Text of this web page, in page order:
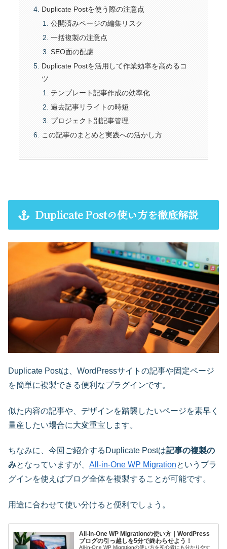
Duplicate Postを使う際の注意点
公開済みページの編集リスク
一括複製の注意点
SEO面の配慮
Duplicate Postを活用して作業効率を高めるコ
ツ
テンプレート記事作成の効率化
過去記事リライトの時短
プロジェクト別記事管理
この記事のまとめと実践への活かし方
Duplicate Postの使い方を徹底解説
Duplicate Postは、WordPressサイトの記事や固定ページ
を簡単に複製できる便利なプラグインです。
似た内容の記事や、デザインを踏襲したいページを素早く
量産したい場合に大変重宝します。
ちなみに、今回ご紹介するDuplicate Postは記事の複製の
みとなっていますが、 All-in-One WP Migrationというプラ
グインを使えばブログ全体を複製することが可能です。
用途に合わせて使い分けると便利でしょう。
All-in-One WP Migrationの使い方｜WordPress
ブログの引っ越しを5分で終わらせよう！
All-in-One WP Migrationの使い方を初心者にも分かりやす